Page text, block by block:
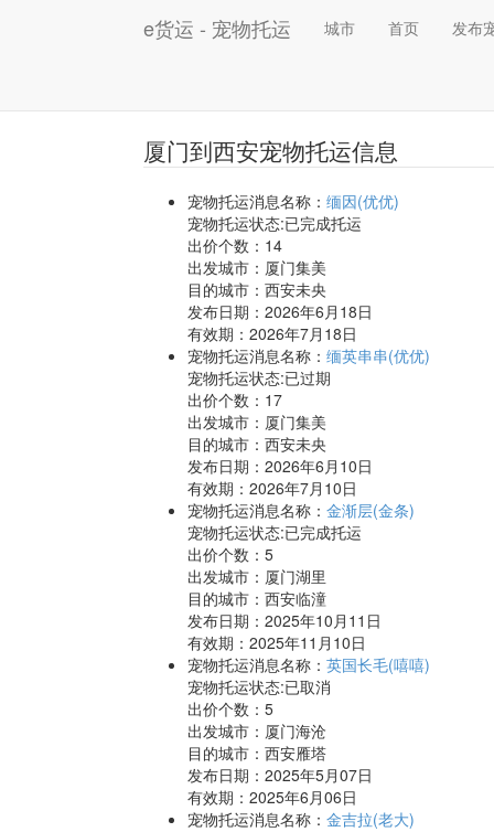
e货运 - 宠物托运 城市 首页 发布
厦门到西安宠物托运信息
宠物托运消息名称： 缅因(优优)
宠物托运状态:已完成托运
出价个数： 14
出发城市：厦门集美
目的城市：西安未央
发布日期：2026年6月18日
有效期：2026年7月18日
宠物托运消息名称： 缅英串串(优优)
宠物托运状态:已过期
出价个数： 17
出发城市：厦门集美
目的城市：西安未央
发布日期：2026年6月10日
有效期：2026年7月10日
宠物托运消息名称： 金渐层(金条)
宠物托运状态:已完成托运
出价个数： 5
出发城市：厦门湖里
目的城市：西安临潼
发布日期：2025年10月11日
有效期：2025年11月10日
宠物托运消息名称： 英国长毛(嘻嘻)
宠物托运状态:已取消
出价个数： 5
出发城市：厦门海沧
目的城市：西安雁塔
发布日期：2025年5月07日
有效期：2025年6月06日
宠物托运消息名称： 金吉拉(老大)